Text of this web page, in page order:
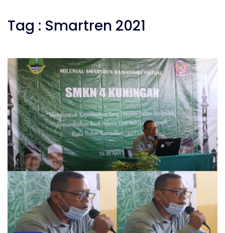
Tag : Smartren 2021